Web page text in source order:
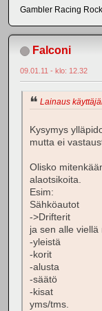
Gambler Racing
Falconi
09.01.11 - klo: 12.32
Lainaus
Kysymys
mutta ei
Olisko
alaotsikoita.
Esim:
Sähköautot
->Drifterit
ja sen alle
-yleistä
-korit
-alusta
-säätö
-kisat
yms/tms.